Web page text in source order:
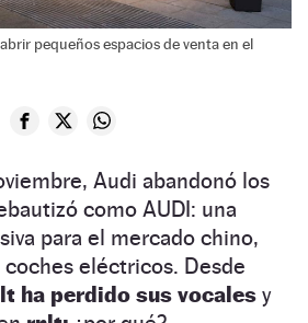
pequeños espacios de venta en el
Audi abandonó los
como AUDI: una
para el mercado chino,
eléctricos. Desde
ha perdido sus vocales y